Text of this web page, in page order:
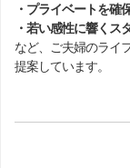
・プライベートを確
・若い感性に響くス
など、ご夫婦のライ
提案しています。